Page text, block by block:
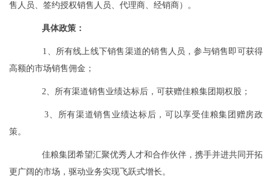
售人员、签约授权销售人员、代理商、经销商）。
具体政策：
1、所有线上线下销售渠道的销售人员，参与销售即可获得
高额的市场销售佣金；
2、所有渠道销售业绩达标后，可获赠佳粮集团期权股；
3、所有渠道销售业绩达标后，可以享受佳粮集团赠房政
策。
佳粮集团希望汇聚优秀人才和合作伙伴，携手并进共同开拓
更广阔的市场，驱动业务实现飞跃式增长。